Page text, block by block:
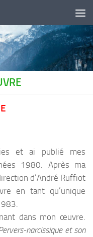
et ai publié mes
1980. Après ma
d’André Ruffiot
en tant qu’unique
dans mon œuvre.
narcissique et son